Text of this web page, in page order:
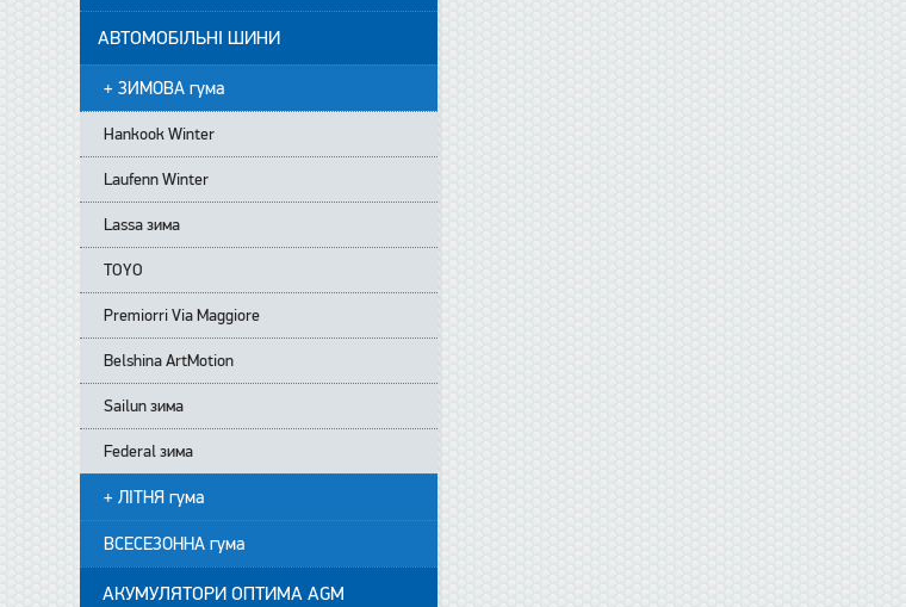
АВТОМОБІЛЬНІ ШИНИ
+ ЗИМОВА гума
Hankook Winter
Laufenn Winter
Lassa зима
TOYO
Premiorri Via Maggiore
Belshina ArtMotion
Sailun зима
Federal зима
+ ЛІТНЯ гума
ВСЕСЕЗОННА гума
АКУМУЛЯТОРИ ОПТИМА AGM